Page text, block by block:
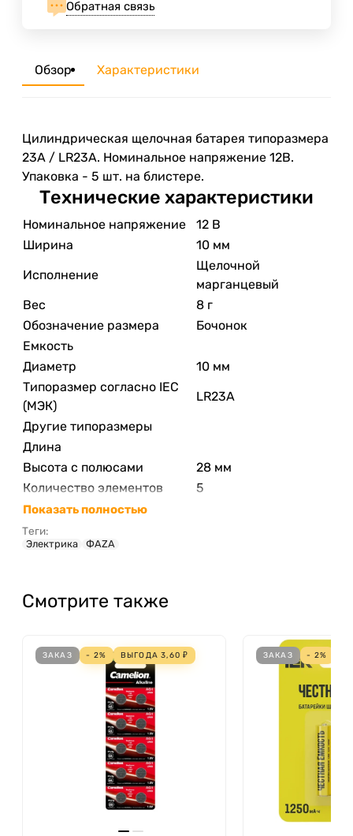
Обратная связь
Обзор Характеристики
Цилиндрическая щелочная батарея типоразмера
23A / LR23A. Номинальное напряжение 12В.
Упаковка - 5 шт. на блистере.
Технические характеристики
Номинальное напряжение
12 В
Ширина
10 мм
Исполнение
Щелочной
марганцевый
Вес
8 г
Обозначение размера
Бочонок
Емкость
Диаметр
10 мм
Типоразмер согласно IEC
(МЭК)
LR23A
Другие типоразмеры
Длина
Высота с полюсами
28 мм
Количество элементов
5
Показать полностью
Теги:
Электрика ФАZА
Смотрите также
ЗАКАЗ - 2% ВЫГОДА3,60 ₽ ЗАКАЗ - 2%